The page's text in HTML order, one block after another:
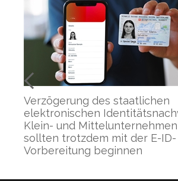
Verzögerung des staatlichen
elektronischen
Klein- und
sollten trotzdem mit der E-ID-
Vorbereitung beginnen